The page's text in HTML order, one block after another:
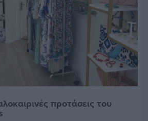
προτάσεις του